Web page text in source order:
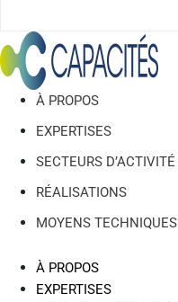
À PROPOS
EXPERTISES
SECTEURS D’ACTIVITÉ
RÉALISATIONS
MOYENS TECHNIQUES
À PROPOS
EXPERTISES